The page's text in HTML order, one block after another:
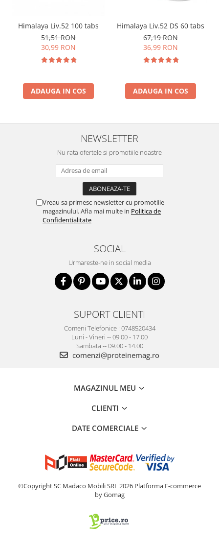
Himalaya Liv.52 100 tabs
51,51 RON
30,99 RON
ADAUGA IN COS
Himalaya Liv.52 DS 60 tabs
67,19 RON
36,99 RON
ADAUGA IN COS
NEWSLETTER
Nu rata ofertele si promotiile noastre
Vreau sa primesc newsletter cu promotiile
magazinului. Afla mai multe in Politica de
Confidentialitate
SOCIAL
Urmareste-ne in social media
SUPORT CLIENTI
Comeni Telefonice : 0748520434
Luni - Vineri -- 09.00 - 17.00
Sambata -- 09.00 - 14.00
comenzi@proteinemag.ro
MAGAZINUL MEU
CLIENTI
DATE COMERCIALE
©Copyright SC Madaco Mobili SRL 2026 Platforma E-commerce
by Gomag